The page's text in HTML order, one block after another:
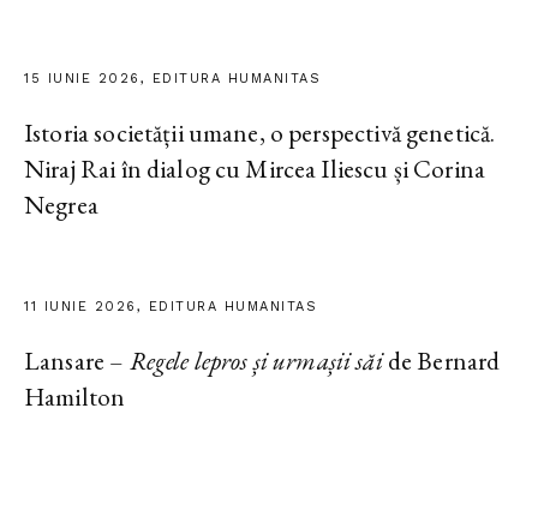
15 IUNIE 2026, EDITURA HUMANITAS
Istoria societății umane, o perspectivă genetică.
Niraj Rai în dialog cu Mircea Iliescu și Corina
Negrea
11 IUNIE 2026, EDITURA HUMANITAS
Lansare – Regele lepros și urmașii săide Bernard
Hamilton